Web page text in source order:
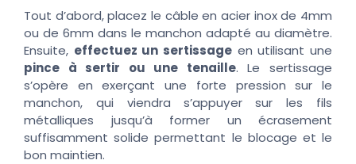
Tout d’abord, placez le câble en acier inox de 4mm
ou de 6mm dans le manchon adapté au diamètre.
Ensuite, effectuez un sertissage en utilisant une
pince à sertir ou une tenaille. Le sertissage
s’opère en exerçant une forte pression sur le
manchon, qui viendra s’appuyer sur les fils
métalliques jusqu’à former un écrasement
suffisamment solide permettant le blocage et le
bon maintien.